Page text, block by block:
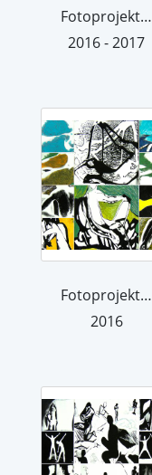
Fotoprojektion 15
2016 - 2017
Fotoprojektion 13
2016